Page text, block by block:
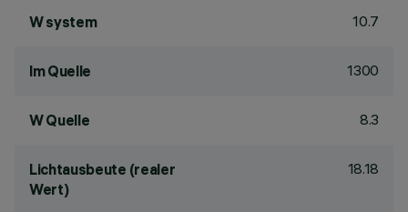
W system 10.7
lm Quelle 1300
W Quelle 8.3
Lichtausbeute (realer
Wert)
18.18